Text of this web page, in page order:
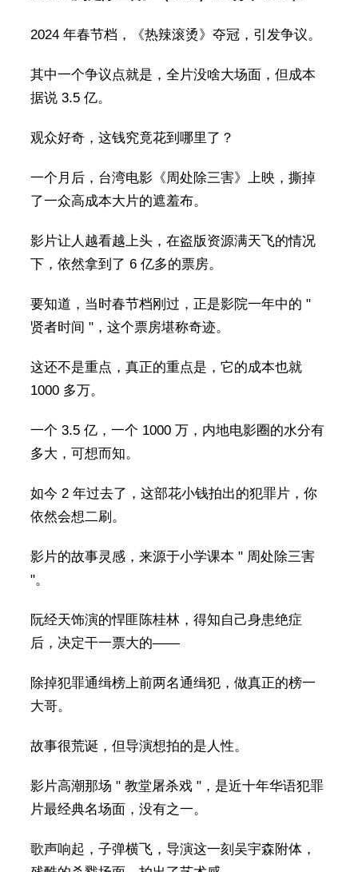
2024 年春节档，《热辣滚烫》夺冠，引发争议。
其中一个争议点就是，全片没啥大场面，但成本
据说 3.5 亿。
观众好奇，这钱究竟花到哪里了？
一个月后，台湾电影《周处除三害》上映，撕掉
了一众高成本大片的遮羞布。
影片让人越看越上头，在盗版资源满天飞的情况
下，依然拿到了 6 亿多的票房。
要知道，当时春节档刚过，正是影院一年中的 "
贤者时间 "，这个票房堪称奇迹。
这还不是重点，真正的重点是，它的成本也就
1000 多万。
一个 3.5 亿，一个 1000 万，内地电影圈的水分有
多大，可想而知。
如今 2 年过去了，这部花小钱拍出的犯罪片，你
依然会想二刷。
影片的故事灵感，来源于小学课本 " 周处除三害
"。
阮经天饰演的悍匪陈桂林，得知自己身患绝症
后，决定干一票大的——
除掉犯罪通缉榜上前两名通缉犯，做真正的榜一
大哥。
故事很荒诞，但导演想拍的是人性。
影片高潮那场 " 教堂屠杀戏 "，是近十年华语犯罪
片最经典名场面，没有之一。
歌声响起，子弹横飞，导演这一刻吴宇森附体，